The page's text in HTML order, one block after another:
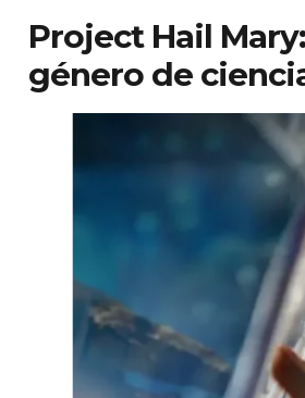
Project Hail
género de